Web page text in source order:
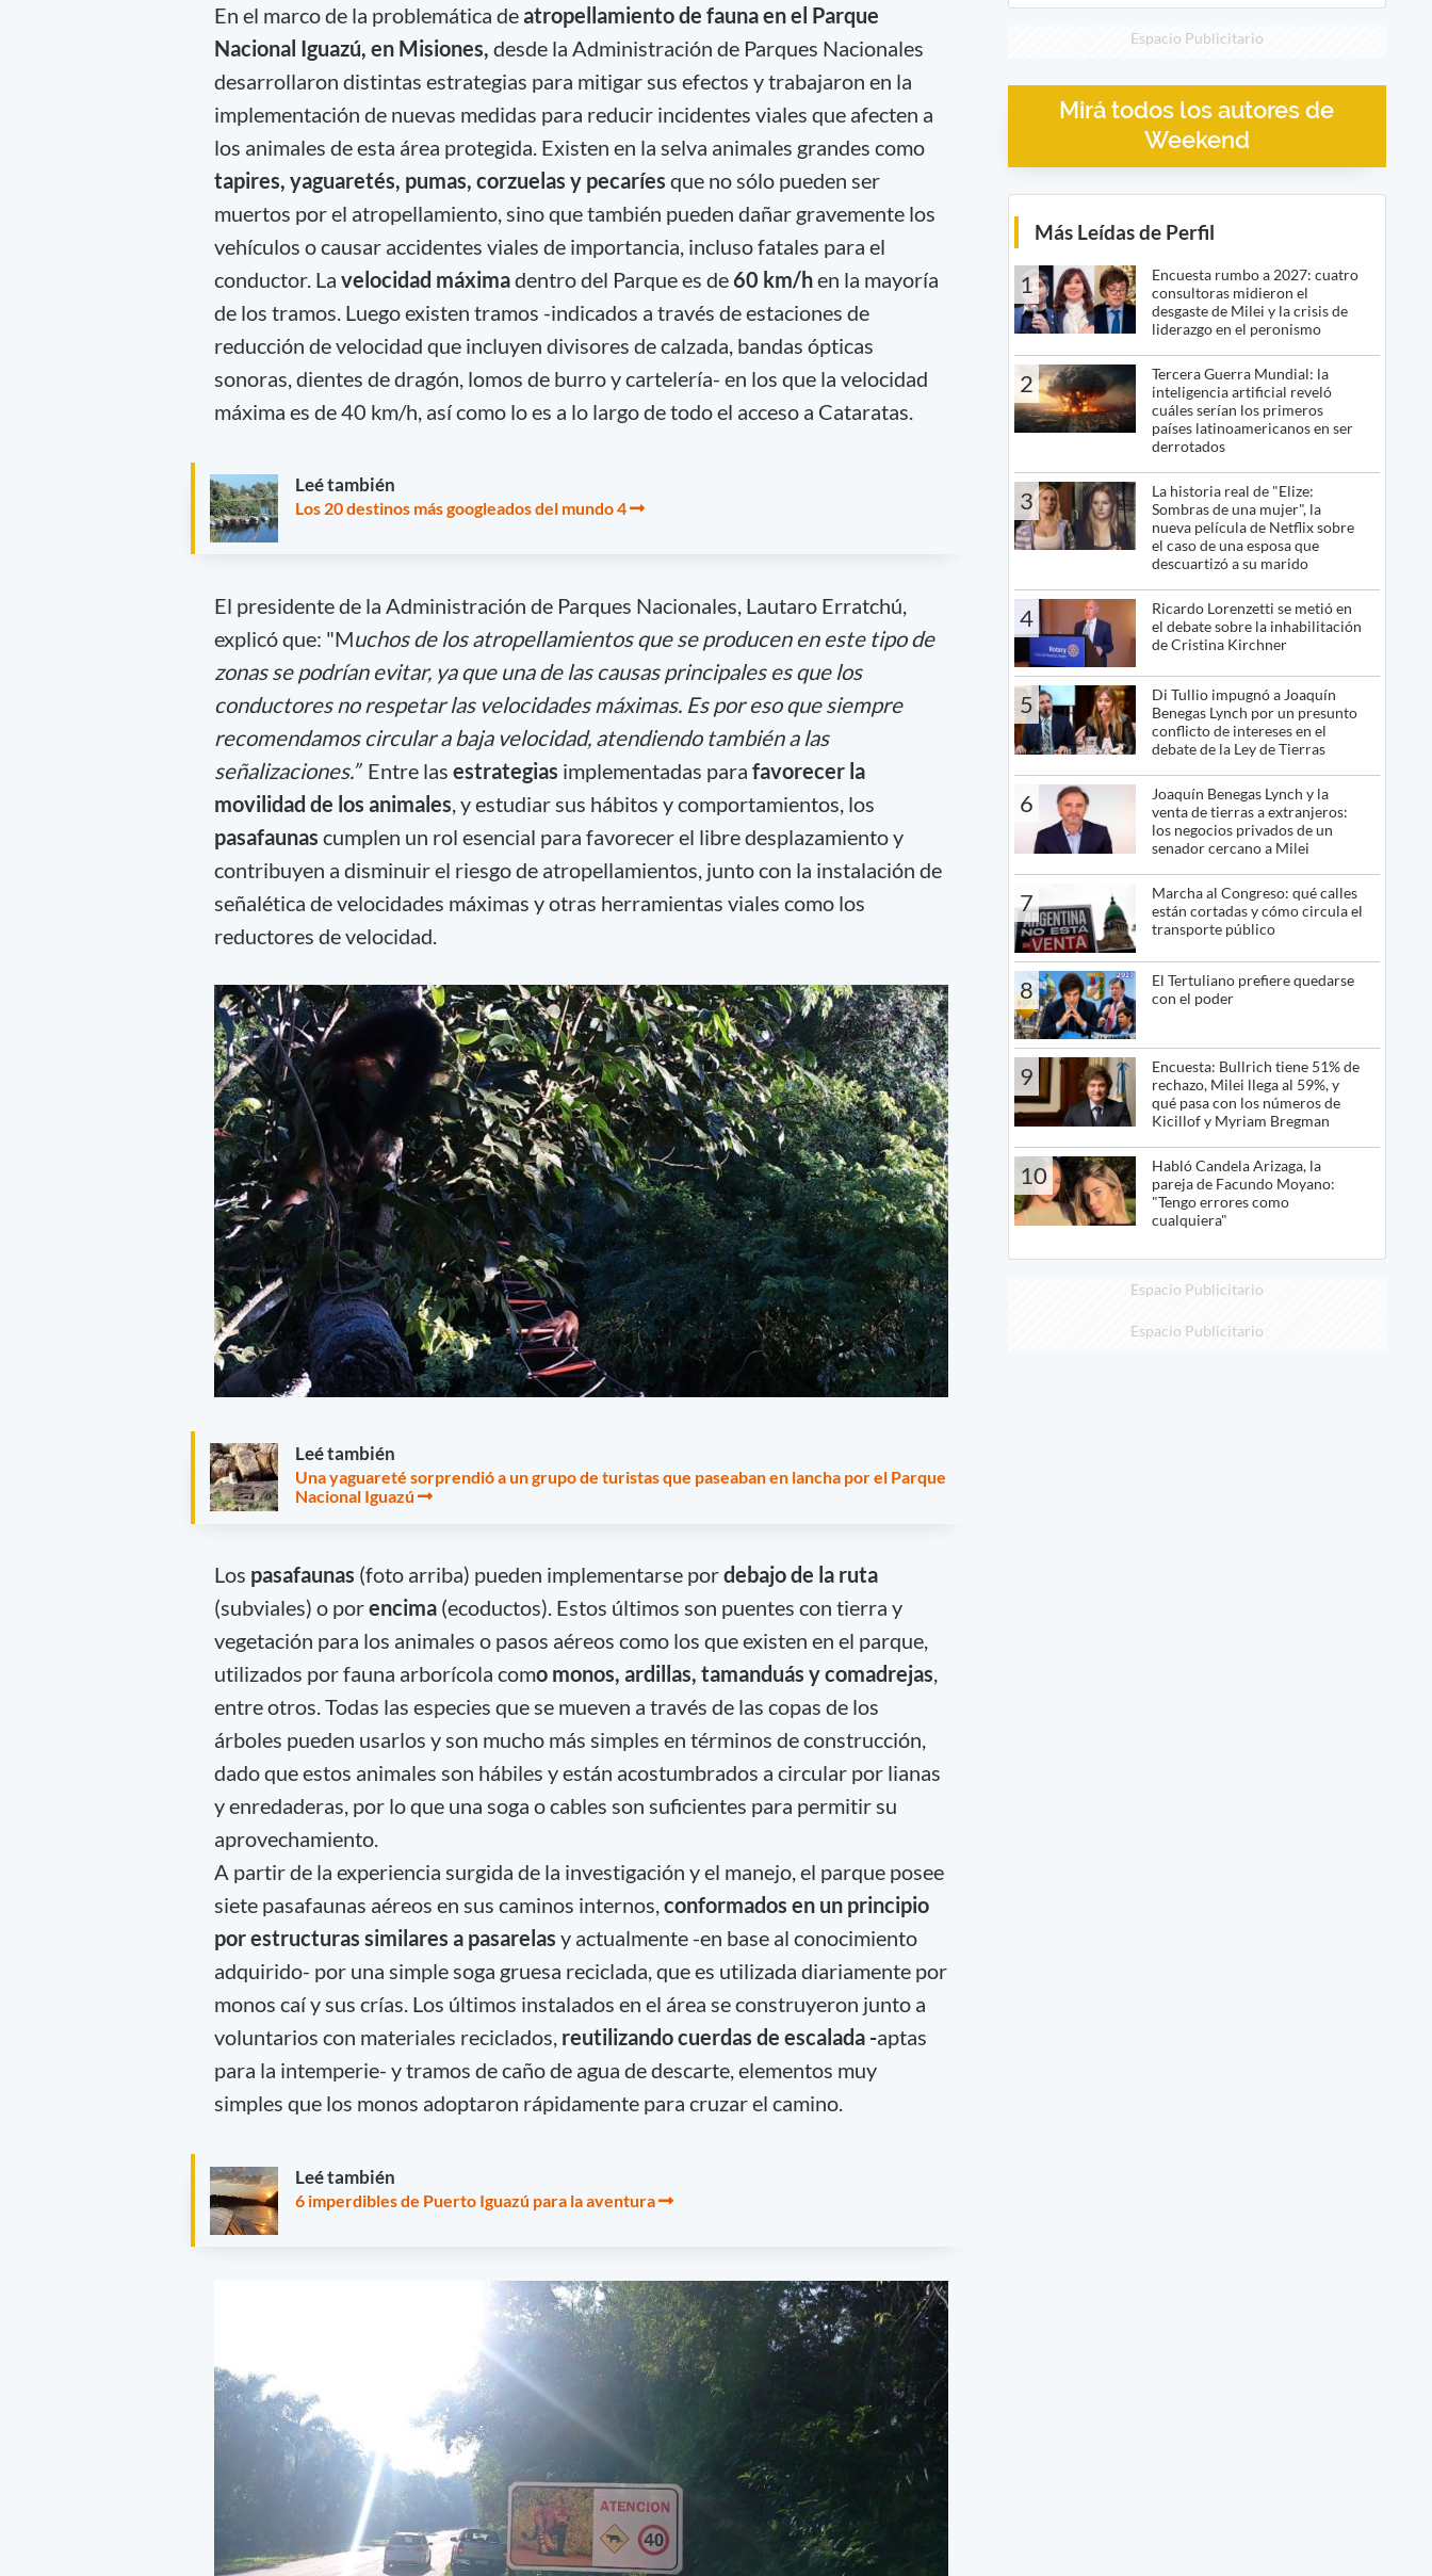
En el marco de la problemática deatropellamiento de fauna en el Parque
Nacional Iguazú, en Misiones, desde la Administración de Parques Nacionales
desarrollaron distintas estrategias para mitigar sus efectos y trabajaron en la
implementación de nuevas medidas para reducir incidentes viales que afecten a
los animales de esta área protegida. Existen en la selva animales grandes como
tapires, yaguaretés, pumas, corzuelas y pecaríes que no sólo pueden ser
muertos por el atropellamiento, sino que también pueden dañar gravemente los
vehículos o causar accidentes viales de importancia, incluso fatales para el
conductor. La velocidad máximadentro del Parque es de 60 km/hen la mayoría
de los tramos. Luego existen tramos -indicados a través de estaciones de
reducción de velocidad que incluyen divisores de calzada, bandas ópticas
sonoras, dientes de dragón, lomos de burro y cartelería- en los que la velocidad
máxima es de 40 km/h, así como lo es a lo largo de todo el acceso a Cataratas.
Leé también
Los 20 destinos más googleados del mundo 4
El presidente de la Administración de Parques Nacionales, Lautaro Erratchú,
explicó que: "Muchos de los atropellamientos que se producen en este tipo de
zonas se podrían evitar, ya que una de las causas principales es que los
conductores no respetar las velocidades máximas. Es por eso que siempre
recomendamos circular a baja velocidad, atendiendo también a las
señalizaciones.” Entre las estrategias implementadas para favorecer la
movilidad de los animales , y estudiar sus hábitos y comportamientos, los
pasafaunas cumplen un rol esencial para favorecer el libre desplazamiento y
contribuyen a disminuir el riesgo de atropellamientos, junto con la instalación de
señalética de velocidades máximas y otras herramientas viales como los
reductores de velocidad.
Leé también
Una yaguareté sorprendió a un grupo de turistas que paseaban en lancha por el Parque
Nacional Iguazú
Los pasafaunas (foto arriba) pueden implementarse pordebajo de la ruta
(subviales) o porencima (ecoductos). Estos últimos son puentes con tierra y
vegetación para los animales o pasos aéreos como los que existen en el parque,
utilizados por fauna arborícola como monos, ardillas, tamanduás y comadrejas,
entre otros. Todas las especies que se mueven a través de las copas de los
árboles pueden usarlos y son mucho más simples en términos de construcción,
dado que estos animales son hábiles y están acostumbrados a circular por lianas
y enredaderas, por lo que una soga o cables son suficientes para permitir su
aprovechamiento.
A partir de la experiencia surgida de la investigación y el manejo, el parque posee
siete pasafaunas aéreos en sus caminos internos,conformados en un principio
por estructuras similares a pasarelas y actualmente -en base al conocimiento
adquirido- por una simple soga gruesa reciclada, que es utilizada diariamente por
monos caí y sus crías. Los últimos instalados en el área se construyeron junto a
voluntarios con materiales reciclados,reutilizando cuerdas de escalada -aptas
para la intemperie- y tramos de caño de agua de descarte, elementos muy
simples que los monos adoptaron rápidamente para cruzar el camino.
Leé también
6 imperdibles de Puerto Iguazú para la aventura
Espacio Publicitario
Mirá todos los autores de
Weekend
Más Leídas de Perfil
1
Encuesta rumbo a 2027: cuatro
consultoras midieron el
desgaste de Milei y la crisis de
liderazgo en el peronismo
2
Tercera Guerra Mundial: la
inteligencia artificial reveló
cuáles serían los primeros
países latinoamericanos en ser
derrotados
3
La historia real de "Elize:
Sombras de una mujer", la
nueva película de Netflix sobre
el caso de una esposa que
descuartizó a su marido
4
Ricardo Lorenzetti se metió en
el debate sobre la inhabilitación
de Cristina Kirchner
5
Di Tullio impugnó a Joaquín
Benegas Lynch por un presunto
conflicto de intereses en el
debate de la Ley de Tierras
6
Joaquín Benegas Lynch y la
venta de tierras a extranjeros:
los negocios privados de un
senador cercano a Milei
7
Marcha al Congreso: qué calles
están cortadas y cómo circula el
transporte público
8
El Tertuliano prefiere quedarse
con el poder
9
Encuesta: Bullrich tiene 51% de
rechazo, Milei llega al 59%, y
qué pasa con los números de
Kicillof y Myriam Bregman
10
Habló Candela Arizaga, la
pareja de Facundo Moyano:
"Tengo errores como
cualquiera"
Espacio Publicitario
Espacio Publicitario